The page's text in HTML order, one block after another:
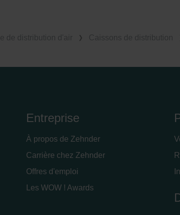
Entreprise
À propos de Zehnder
Carrière chez Zehnder
Offres d'emploi
Les WOW ! Awards